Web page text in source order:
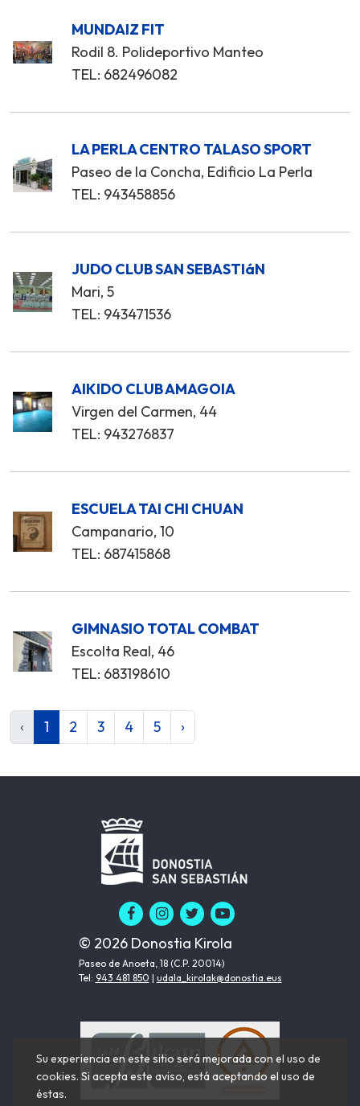
MUNDAIZ FIT
Rodil 8. Polideportivo Manteo
TEL: 682496082
LA PERLA CENTRO TALASO SPORT
Paseo de la Concha, Edificio La Perla
TEL: 943458856
JUDO CLUB SAN SEBASTIáN
Mari, 5
TEL: 943471536
AIKIDO CLUB AMAGOIA
Virgen del Carmen, 44
TEL: 943276837
ESCUELA TAI CHI CHUAN
Campanario, 10
TEL: 687415868
GIMNASIO TOTAL COMBAT
Escolta Real, 46
TEL: 683198610
‹ 1 2 3 4 5 ›
© 2026 Donostia Kirola
Paseo de Anoeta, 18 (C.P. 20014)
Tel: 943 481 850 | udala_kirolak@donostia.eus
Su experiencia en este sitio será mejorada con el uso de
cookies. Si acepta este aviso, está aceptando el uso de
éstas.